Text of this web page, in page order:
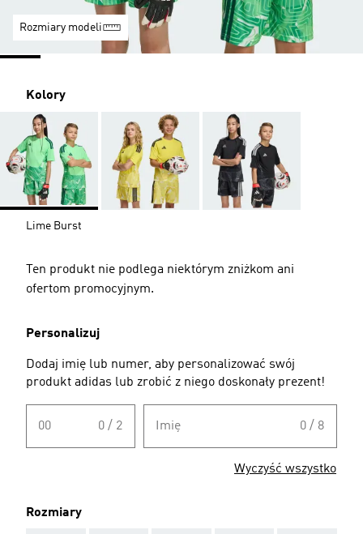
Rozmiary modeli
Kolory
Lime Burst
Ten produkt nie podlega niektórym zniżkom ani
ofertom promocyjnym.
Personalizuj
Dodaj imię lub numer, aby personalizować swój
produkt adidas lub zrobić z niego doskonały prezent!
00 0 / 2 Imię 0 / 8
Wyczyść wszystko
Rozmiary